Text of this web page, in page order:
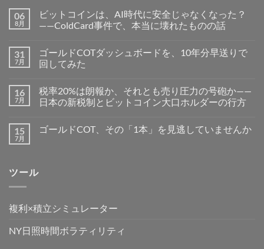
06
8月
ビットコインは、AI時代に安全じゃなくなった？
——ColdCard事件で、本当に壊れたものの話
31
7月
ゴールドCOTダッシュボードを、10年分早送りで
回してみた
16
7月
税率20%は朗報か、それとも売り圧力の号砲か——
日本の新税制とビットコイン大口ホルダーの行方
15
7月
ゴールドCOT、その「1本」を見逃していませんか
ツール
複利×積立シミュレーター
NY日照時間ボラティリティ